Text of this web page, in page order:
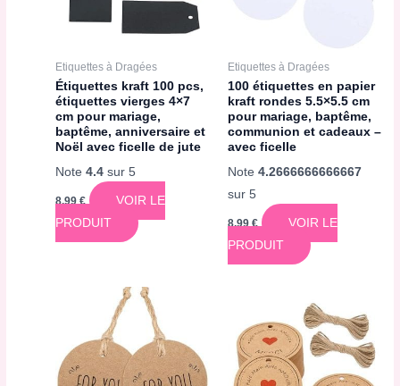
Etiquettes à Dragées
Étiquettes kraft 100 pcs,
étiquettes vierges 4×7
cm pour mariage,
baptême, anniversaire et
Noël avec ficelle de jute
Note4.4 sur 5
8,99€
VOIR LE
PRODUIT
Etiquettes à Dragées
100 étiquettes en papier
kraft rondes 5.5×5.5 cm
pour mariage, baptême,
communion et cadeaux –
avec ficelle
Note 4.2666666666667
sur 5
8,99€
VOIR LE
PRODUIT